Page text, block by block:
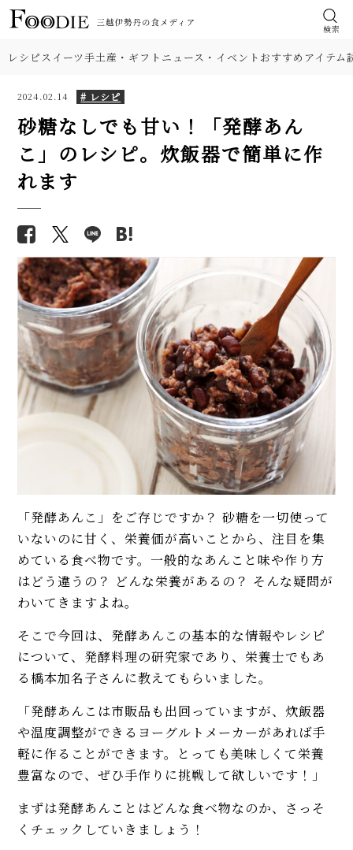
検索
レシピスイーツ手土産・ギフト ニュース・イベントおすすめアイテム
2024.02.14 # レシピ
砂糖なしでも甘い！「発酵あん
こ」のレシピ。炊飯器で簡単に作
れます
「発酵あんこ」をご存じですか？ 砂糖を一切使って
いないのに甘く、栄養価が高いことから、注目を集
めている食べ物です。一般的なあんこと味や作り方
はどう違うの？ どんな栄養があるの？ そんな疑問が
わいてきますよね。
そこで今回は、発酵あんこの基本的な情報やレシピ
について、発酵料理の研究家であり、栄養士でもあ
る橋本加名子さんに教えてもらいました。
「発酵あんこは市販品も出回っていますが、炊飯器
や温度調整ができるヨーグルトメーカーがあれば手
軽に作ることができます。とっても美味しくて栄養
豊富なので、ぜひ手作りに挑戦して欲しいです！」
まずは発酵あんことはどんな食べ物なのか、さっそ
くチェックしていきましょう！
【簡単】豆腐の水切りが決め
手！「揚げ出し豆腐」プロのレ
シピ。つゆの黄金比を覚えてご
馳走に♡
【プロ直伝】NY流チリコンカン
本格レシピ。スパイス、粗挽き
肉、黒ビールにコツあり！
【違いも解説】ぜんざい（お汁
粉）の作り方。濃厚とあっさり
の2タイプを紹介！
【まとめ】7月の旬レシピを
WEB FOODIE編集部がおすす
め！
【プロ直伝】驚きの満足感！ 豆
腐ハンバーグのレシピ。ヘルシ
ーな肉なしアレンジも解説
蒸し器・炊飯器で作る赤飯のレ
シピ。モチモチ食感とやわらか
ほくほく甘い生落花生のゆで方
をプロが解説。塩ゆでして食べ
豆腐がべちゃっとしない！ ゴー
ヤチャンプルーの人気レシピ。
塩こしょう、醤油だけで簡単
【マイスター直伝】豆乳＆おか
らのレシピ。話題のシェントウ
ジャン、スープ、ドーナツ、栄
養・種類の違いも解説！
食材
野菜
料理の種類
調理法
イベント・ピックアップ
【プロが解説】らっきょうの漬
け方。「甘酢漬け」と「塩漬
け」2つのレシピ
【シェフ直伝】ジェノベーゼソ
ースのレシピ。意外なコツはオ
リーブ油を使わないこと!?
柚子胡椒（ゆずこしょう）の自
家製レシピ。市販品では味わえ
ないフレッシュさ！
【基本】とうもろこしのゆで
方。甘さを120%引き出すには、
水から皮付き＆時間をかけて加
熱が正解！
【初心者必見】干さない、シソ
不要！ 昔ながらの塩漬け梅干し
の簡単な作り方
爽快！
MORE